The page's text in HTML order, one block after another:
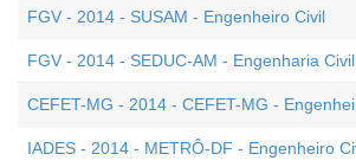
FGV - 2014 - SUSAM - Engenheiro Civil
FGV - 2014 - SEDUC-AM - Engenharia Civil
CEFET-MG - 2014 - CEFET-MG -
IADES - 2014 - METRÔ-DF - Engenheiro